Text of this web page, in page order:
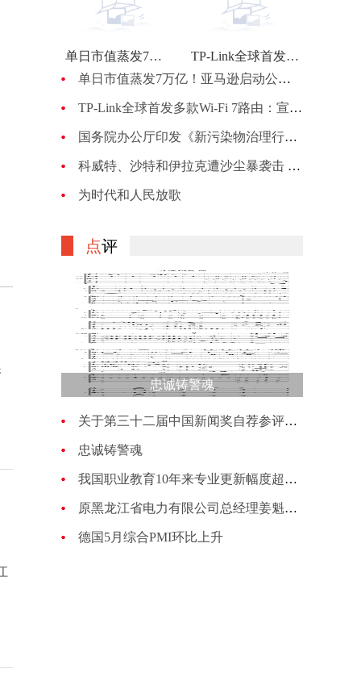
单日市值蒸发7万亿！亚马逊启动公司最大规模裁员：计划裁员约1万人
TP-Link全球首发多款Wi-Fi 7路由：宣称BE900的峰值网速可达24Gbps
单日市值蒸发7万亿！亚马逊启动公司最大规模裁员：计划裁员约1万人
TP-Link全球首发多款Wi-Fi 7路由：宣称BE900的峰值网速可达24Gbps
国务院办公厅印发《新污染物治理行动方案》
科威特、沙特和伊拉克遭沙尘暴袭击 机场、机关等关闭
为时代和人民放歌
点评
忠诚铸警魂
关于第三十二届中国新闻奖自荐参评作品的公示
忠诚铸警魂
我国职业教育10年来专业更新幅度超过70%
原黑龙江省电力有限公司总经理姜魁接受纪律审查和监察调查
德国5月综合PMI环比上升